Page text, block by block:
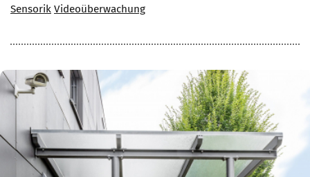
Sensorik Videoüberwachung